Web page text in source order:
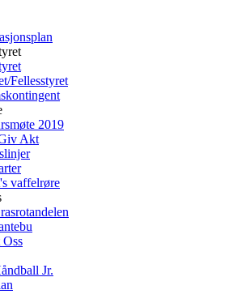
Fellesstyret
2019
Akt
vaffelrøre
Jr.